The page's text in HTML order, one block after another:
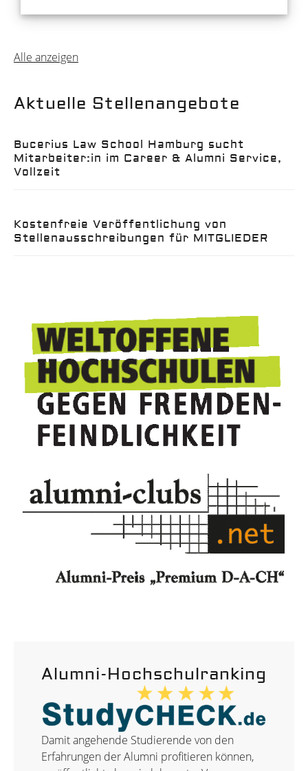
Alle anzeigen
Aktuelle Stellenangebote
Bucerius Law School Hamburg sucht
Mitarbeiter:in im Career & Alumni Service,
Vollzeit
Kostenfreie Veröffentlichung von
Stellenausschreibungen für MITGLIEDER
Alumni-Hochschulranking
Damit angehende Studierende von den
Erfahrungen der Alumni profitieren können,